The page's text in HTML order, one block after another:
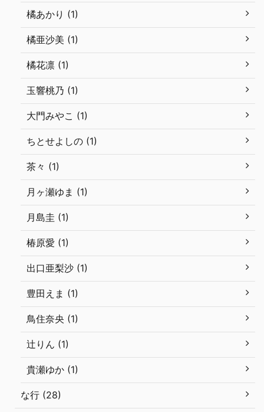
橘あかり (1)
橘亜沙美 (1)
橘花凛 (1)
玉響桃乃 (1)
大門みやこ (1)
ちとせよしの (1)
茶々 (1)
月ヶ瀬ゆま (1)
月島圭 (1)
椿原愛 (1)
出口亜梨沙 (1)
豊田えま (1)
鳥住奈央 (1)
辻りん (1)
貴瀬ゆか (1)
な行 (28)